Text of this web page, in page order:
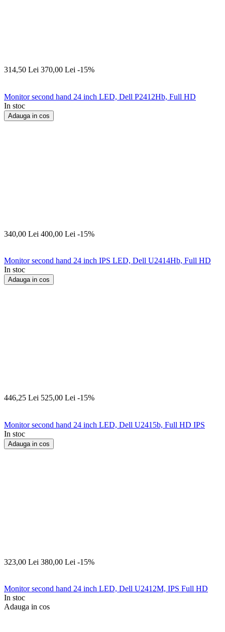
314,50 Lei 370,00 Lei -15%
Monitor second hand 24 inch LED, Dell P2412Hb, Full HD
In stoc
Adauga in cos
340,00 Lei 400,00 Lei -15%
Monitor second hand 24 inch IPS LED, Dell U2414Hb, Full HD
In stoc
Adauga in cos
446,25 Lei 525,00 Lei -15%
Monitor second hand 24 inch LED, Dell U2415b, Full HD IPS
In stoc
Adauga in cos
323,00 Lei 380,00 Lei -15%
Monitor second hand 24 inch LED, Dell U2412M, IPS Full HD
In stoc
Adauga in cos